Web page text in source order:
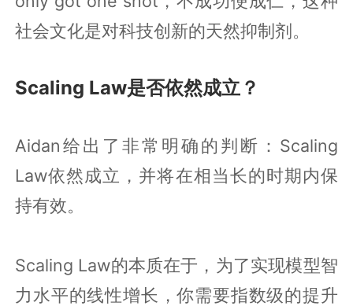
社会文化是对科技创新的天然抑制剂。
Scaling Law是否依然成立？
Aidan给出了非常明确的判断：Scaling
Law依然成立，并将在相当长的时期内保
持有效。
Scaling Law的本质在于，为了实现模型智
力水平的线性增长，你需要指数级的提升